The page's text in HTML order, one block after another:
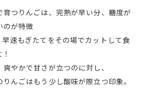
育つりんごは、完熟が早い分、糖度が
のが特徴
早速もぎたてをその場でカットして食
やかで甘さが立つのに対し、
んごはもう少し酸味が際立つ印象。